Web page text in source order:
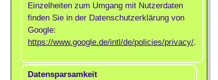
Einzelheiten zum Umgang mit Nutzerdaten
finden Sie in der Datenschutzerklärung von
Google:
https://www.google.de/intl/de/policies/privacy/.
Datensparsamkeit